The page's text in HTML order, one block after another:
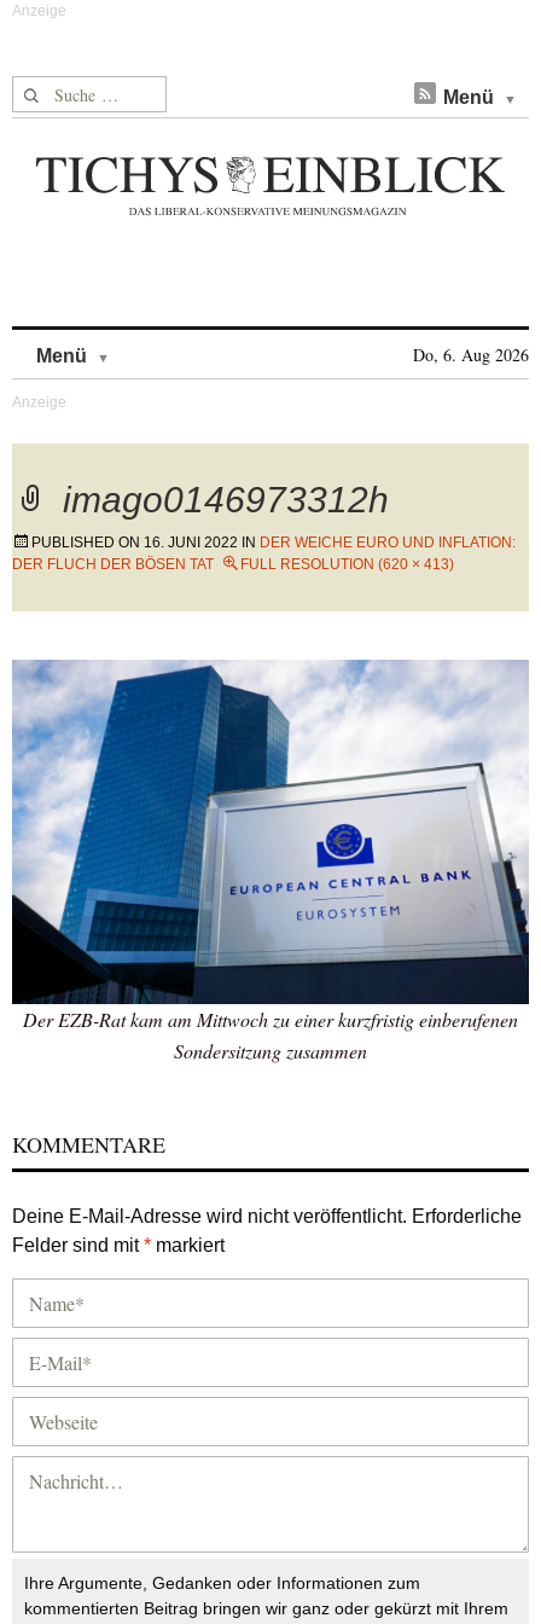
Suche nach: Menü
Menü Do, 6. Aug 2026
imago0146973312h
PUBLISHED ON 16. JUNI 2022 IN DER WEICHE EURO UND INFLATION:
DER FLUCH DER BÖSEN TAT
FULL RESOLUTION (620 × 413)
Der EZB-Rat kam am Mittwoch zu einer kurzfristig einberufenen
Sondersitzung zusammen
KOMMENTARE
Deine E-Mail-Adresse wird nicht veröffentlicht. Erforderliche
Felder sind mit* markiert
Ihre Argumente, Gedanken oder Informationen zum
kommentierten Beitrag bringen wir ganz oder gekürzt mit Ihrem